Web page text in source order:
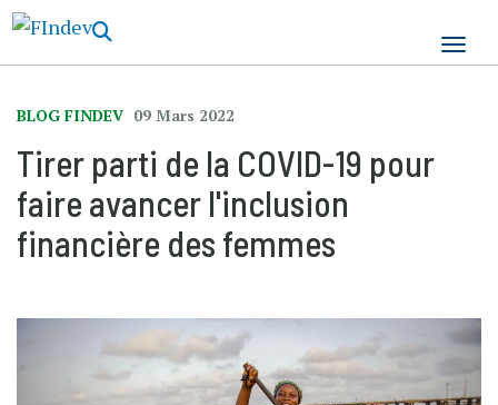
BLOG FINDEV 09 Mars 2022
Tirer parti de la COVID-19 pour
faire avancer l'inclusion
financière des femmes